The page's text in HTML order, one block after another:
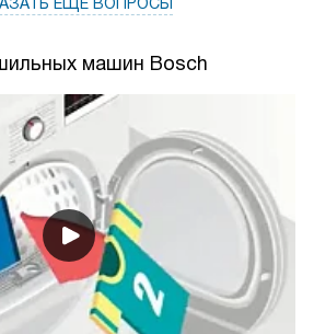
ЕЩЁ ВОПРОСЫ
машин Bosch